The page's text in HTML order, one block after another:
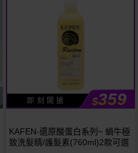
即 刻 開 搶 $359
KAFEN-還原酸蛋白系列~ 蝸牛極
致洗髮精/護髮素(760ml)2款可選